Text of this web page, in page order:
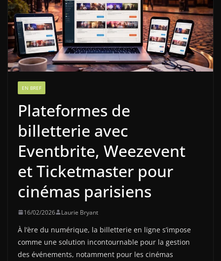
EN BREF
Plateformes de
billetterie avec
Eventbrite, Weezevent
et Ticketmaster pour
cinémas parisiens
16/02/2026 Laurie Bryant
À l’ère du numérique, la billetterie en ligne s’impose
comme une solution incontournable pour la gestion
des événements, notamment pour les cinémas